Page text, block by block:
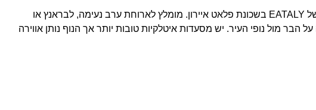
המקום ממוקם על גג של EATALY בשכונת פלאט איירון. מומלץ לארוחת ערב נעימה, לבראנץ או
הבר מול נופי העיר. יש מסעדות איטלקיות טובות יותר אך הנוף נותן אווירה